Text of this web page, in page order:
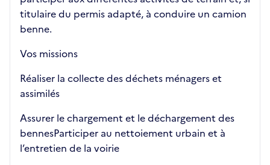
titulaire du permis adapté, à conduire un camion
benne.
Vos missions
Réaliser la collecte des déchets ménagers et
assimilés
Assurer le chargement et le déchargement des
bennesParticiper au nettoiement urbain et à
l’entretien de la voirie